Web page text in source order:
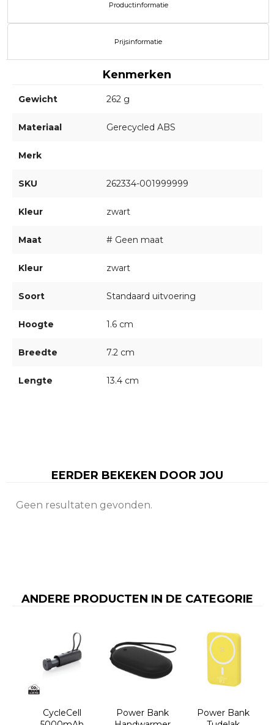
Productinformatie
Prijsinformatie
Kenmerken
Gewicht 262 g
Materiaal Gerecycled ABS
Merk
SKU 262334-001999999
Kleur zwart
Maat # Geen maat
Kleur zwart
Soort Standaard uitvoering
Hoogte 1.6 cm
Breedte 7.2 cm
Lengte 13.4 cm
EERDER BEKEKEN DOOR JOU
Geen resultaten gevonden.
ANDERE PRODUCTEN IN DE CATEGORIE
CycleCell
Power Bank
Power Bank